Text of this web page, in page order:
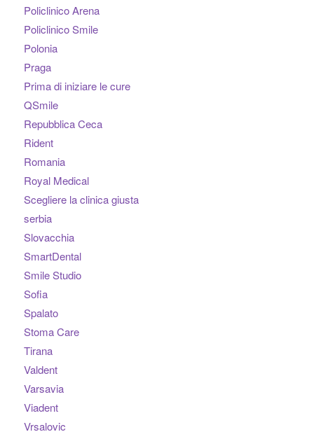
Policlinico Arena
Policlinico Smile
Polonia
Praga
Prima di iniziare le cure
QSmile
Repubblica Ceca
Rident
Romania
Royal Medical
Scegliere la clinica giusta
serbia
Slovacchia
SmartDental
Smile Studio
Sofia
Spalato
Stoma Care
Tirana
Valdent
Varsavia
Viadent
Vrsalovic